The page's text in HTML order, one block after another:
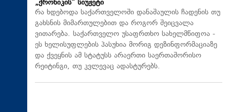
„ქრონიკის“ სიუჟეტი
რა ხდებოდა საქართველოში დანაშაულის ჩადენის თუ
გახსნის მიმართულებით და როგორ შეიცვალა
ვითარება. საქართველო უსაფრთხო სახელმწიფოა -
ეს ხელისუფლების პასუხია მორიგ დეზინფორმაციაზე
და ქვეყნის ამ სტატუსს არაერთი საერთაშორისო
რეიტინგი, თუ კვლევაც ადასტურებს.